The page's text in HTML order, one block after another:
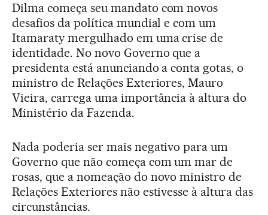
Dilma começa seu mandato com novos
desafios da política mundial e com um
Itamaraty mergulhado em uma crise de
identidade. No novo Governo que a
presidenta está anunciando a conta gotas, o
ministro de Relações Exteriores, Mauro
Vieira, carrega uma importância à altura do
Ministério da Fazenda.
Nada poderia ser mais negativo para um
Governo que não começa com um mar de
rosas, que a nomeação do novo ministro de
Relações Exteriores não estivesse à altura das
circunstâncias.